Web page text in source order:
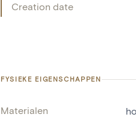
Creation date
FYSIEKE EIGENSCHAPPEN
Materialen